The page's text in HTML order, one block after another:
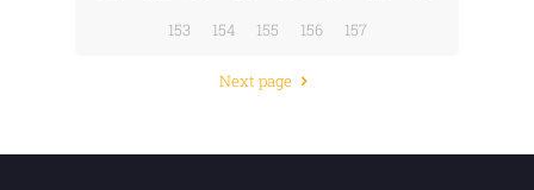
153
154 155 156 157
Next page